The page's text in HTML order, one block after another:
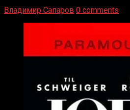
Владимир Сапаров 0 comments